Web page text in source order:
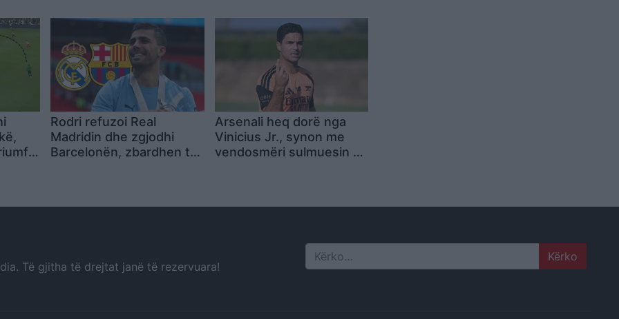
ekipi i Dajës rrezikon pa
Barcelona
Rodri refuzoi Real
Madridin dhe zgjodhi
Barcelonën, zbardhen tri
Arsenali heq dorë nga
Vinicius Jr., synon me
vendosmëri sulmuesin e
Të gjitha të drejtat janë të rezervuara! Search